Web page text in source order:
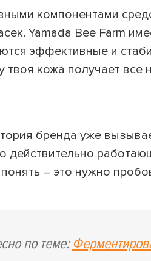
компонентами
Yamada Bee Farm
эффективные и
твоя кожа получает
бренда уже
действительно
– это нужно
по теме: